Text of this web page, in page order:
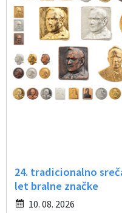
24. tradicionalno
let bralne značke
10. 08. 2026